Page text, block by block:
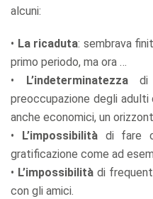
alcuni:
• La ricaduta: sembrava
primo periodo, ma ora …
• L’indeterminatezzadi
preoccupazione degli
anche economici, un
• L’impossibilitàdi fare
gratificazione come ad
• L’impossibilità di
con gli amici.